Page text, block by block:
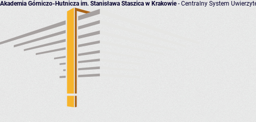
Akademia Górniczo-Hutnicza im. Stanisława Staszica w Krakowie- Centralny System